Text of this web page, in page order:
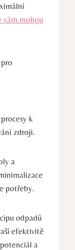
vám mohou
k⁢
zdroji.
a
potřeby.
⁣odpadů
efektivitě
a